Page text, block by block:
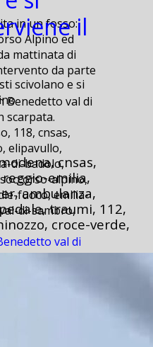
in un fosso:
Alpino ed
mattinata di
da parte
118, cnsas,
elipavullo,
di-badolo,
alpino,
fuoco, emilia-
di-sambro,
val di
scarpata.
val di
dopo le ore 15,
il
scivolano e si
cnsas,
emilia,
ambulanza,
traumi, 112,
croce-verde,